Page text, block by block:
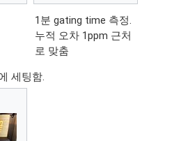
1분 gating time 측정.
누적 오차 1ppm 근처
로 맞춤
세팅함.